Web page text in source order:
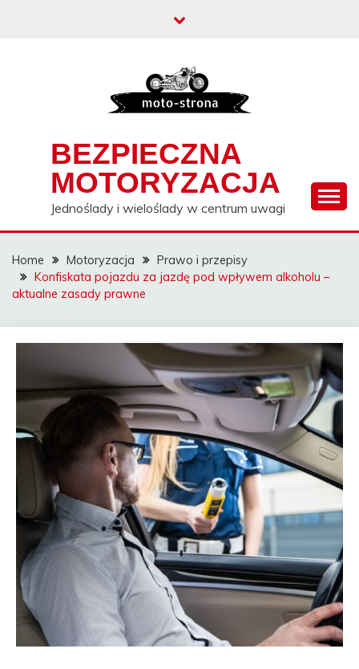
BEZPIECZNA
MOTORYZACJA
Jednoślady i wieloślady w centrum uwagi
Home Motoryzacja
Prawo i przepisy
Konfiskata pojazdu za jazdę pod wpływem alkoholu –
aktualne zasady prawne